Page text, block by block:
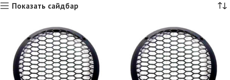
Показать сайдбар